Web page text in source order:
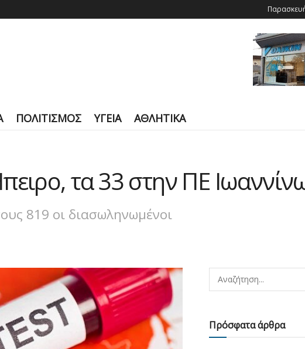
ΠΟΛΙΤΙΣΜΟΣ ΥΓΕΙΑ ΑΘΛΗΤΙΚΑ
τα 33 στην ΠΕ
819 οι διασωληνωμένοι
Πρόσφατα άρθρα